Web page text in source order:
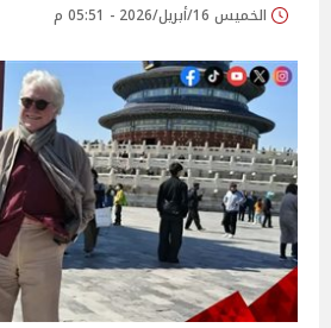
الخميس 16/أبريل/2026 - 05:51 م